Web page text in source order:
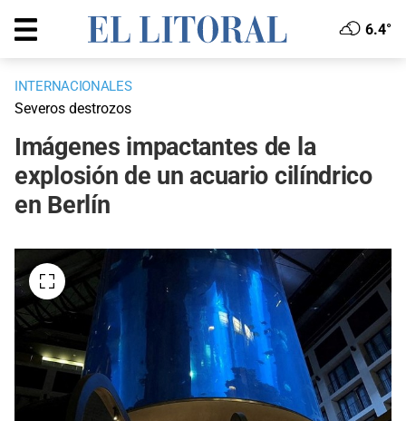
6.4°
INTERNACIONALES
Severos destrozos
Imágenes impactantes de la
explosión de un acuario cilíndrico
en Berlín